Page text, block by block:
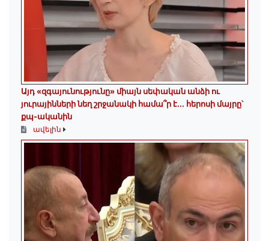
Այդ «զգայունությունը» միայն սեփական անձի ու
յուրայինների նեղ շրջանակի համա՞ր է․․․ հերոսի մայրը՝
քպ-ականին
ավելին